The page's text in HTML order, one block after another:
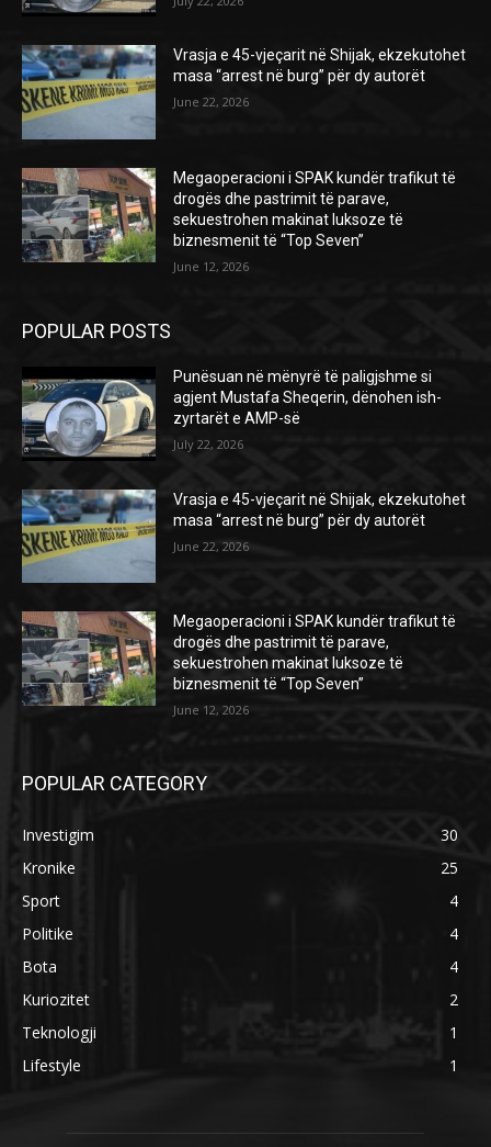
Vrasja e 45-vjeçarit në Shijak, ekzekutohet
masa “arrest në burg” për dy autorët
June 22, 2026
Megaoperacioni i SPAK kundër trafikut të
drogës dhe pastrimit të parave,
sekuestrohen makinat luksoze të
biznesmenit të “Top Seven”
June 12, 2026
POPULAR POSTS
Punësuan në mënyrë të paligjshme si
agjent Mustafa Sheqerin, dënohen ish-
zyrtarët e AMP-së
July 22, 2026
Vrasja e 45-vjeçarit në Shijak, ekzekutohet
masa “arrest në burg” për dy autorët
June 22, 2026
Megaoperacioni i SPAK kundër trafikut të
drogës dhe pastrimit të parave,
sekuestrohen makinat luksoze të
biznesmenit të “Top Seven”
June 12, 2026
POPULAR CATEGORY
Investigim
30
Kronike
25
Sport
4
Politike
4
Bota
4
Kuriozitet
2
Teknologji
1
Lifestyle
1